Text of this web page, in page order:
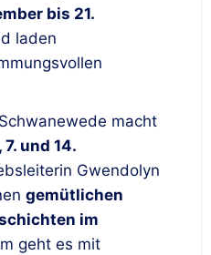
bis 21.
laden
macht
und 14.
Gwendolyn
gemütlichen
im
geht es mit